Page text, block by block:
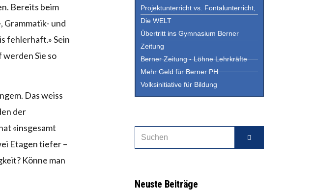
Bereits beim
und
fehlerhaft.» Sein
Sie so
Das weiss
der
«insgesamt
Etagen tiefer –
Könne man
Projektunterricht vs. Fontalunterricht,
Die WELT
Übertritt ins Gymnasium Berner
Zeitung
Berner Zeitung - Löhne Lehrkräfte
Mehr Geld für Berner PH
Volksinitiative für Bildung
Neuste Beiträge